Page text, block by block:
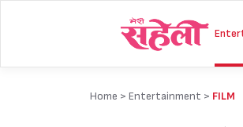
Home > Entertainment > FILM